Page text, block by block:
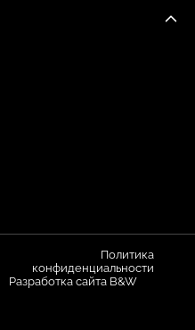
Политика
конфиденциальности
Разработка сайта B&W